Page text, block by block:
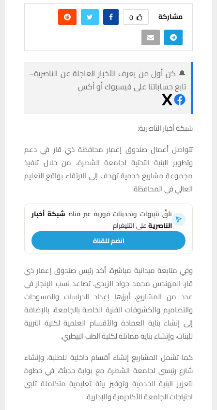
مشاركة 0
🔔 كن أول من يعرف الأخبار العاجلة عن الناصرية–
تابع حساباتنا على فيسبوك أو أكس
شبكة أخبار الناصرية:
تتواصل أعمال صندوق إعمار محافظة ذي قار في دعم
وتطوير البنية التحتية لجامعة الشطرة، من خلال تنفيذ
مجموعة مشاريع خدمية تهدف إلى الارتقاء بواقع التعليم
العالي في المحافظة.
تلقَّ تنبيهات وتحديثات فورية عبر قناة شبكة أخبار
الناصريةعلى التليغرام
انضم للقناة
وفي متابعة ميدانية مباشرة، أكد رئيس صندوق إعمار ذي
قار، المهندس محمد جواد الزيدي، تصاعد نسب الإنجاز في
عدد من المشاريع، أبرزها إعداد الدراسات والمسوحات
والتصاميم والكشوفات الفنية الخاصة بالجامعة، بالإضافة
إلى إنشاء بناية العمادة والأقسام العلمية لكلية التربية
للبنات، وإنشاء بناية مماثلة لكلية الطب البيطري.
كما تشمل المشاريع إنشاء أقسام داخلية للطلبة، وإنشاء
شارع رئيسي لجامعة الشطرة مع بوابة حديثة، في خطوة
لتعزيز البنية الخدمية وتوفير بيئة تعليمية متكاملة تلبي
احتياجات الجامعة الأكاديمية والإدارية.